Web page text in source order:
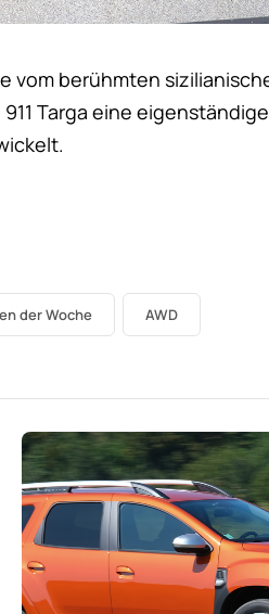
vom berühmten
Targa eine
der Woche AWD